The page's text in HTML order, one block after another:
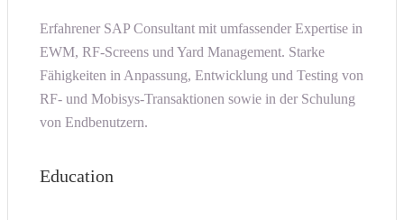
Erfahrener SAP Consultant mit umfassender Expertise in
EWM, RF-Screens und Yard Management. Starke
Fähigkeiten in Anpassung, Entwicklung und Testing von
RF- und Mobisys-Transaktionen sowie in der Schulung
von Endbenutzern.
Education